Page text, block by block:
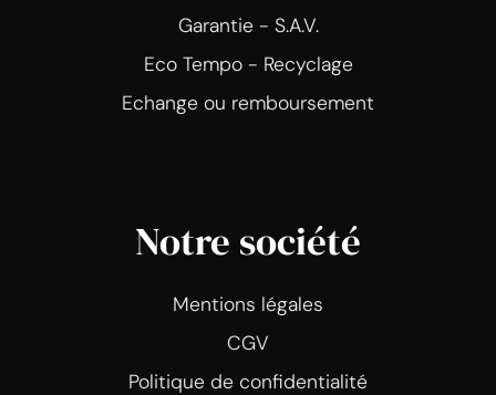
Garantie - S.A.V.
Eco Tempo - Recyclage
Echange ou remboursement
Notre société
Mentions légales
CGV
Politique de confidentialité